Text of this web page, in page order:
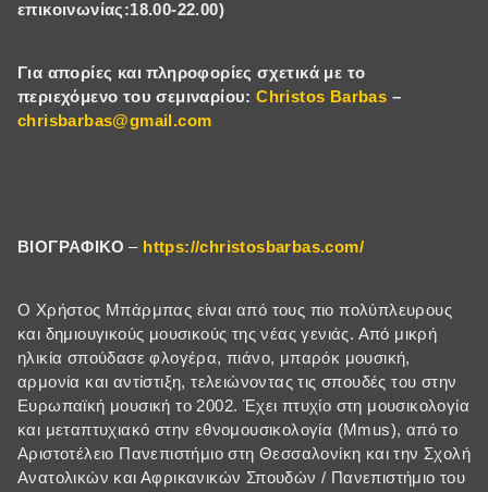
επικοινωνίας:18.00-22.00)
Για απορίες και πληροφορίες σχετικά με το
περιεχόμενο του σεμιναρίου:Christos Barbas –
chrisbarbas@gmail.com
ΒΙΟΓΡΑΦΙΚΟ – https://christosbarbas.com/
Ο Χρήστος Μπάρμπας είναι από τους πιο πολύπλευρους
και δημιουγικούς μουσικούς της νέας γενιάς. Από μικρή
ηλικία σπούδασε φλογέρα, πιάνο, μπαρόκ μουσική,
αρμονία και αντίστιξη, τελειώνοντας τις σπουδές του στην
Ευρωπαϊκή μουσική το 2002. Έχει πτυχίο στη μουσικολογία
και μεταπτυχιακό στην εθνομουσικολογία (Mmus), από το
Αριστοτέλειο Πανεπιστήμιο στη Θεσσαλονίκη και την Σχολή
Ανατολικών και Αφρικανικών Σπουδών / Πανεπιστήμιο του